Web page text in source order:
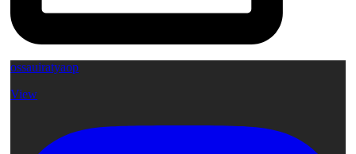
ossauiratyaop
View